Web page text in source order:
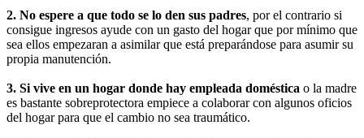
2. No espere a que todo se lo den sus padres, por el contrario si
consigue ingresos ayude con un gasto del hogar que por mínimo que
sea ellos empezaran a asimilar que está preparándose para asumir su
propia manutención.
3. Si vive en un hogar donde hay empleada doméstica o la madre
es bastante sobreprotectora empiece a colaborar con algunos oficios
del hogar para que el cambio no sea traumático.